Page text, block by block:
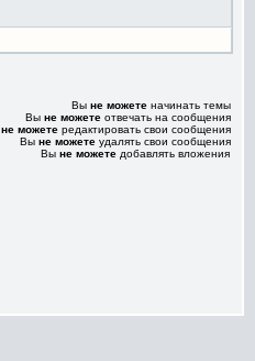
Вы не можете начинать темы
Вы не можете отвечать на сообщения
не можете редактировать свои сообщения
Вы не можете удалять свои сообщения
Вы не можете добавлять вложения